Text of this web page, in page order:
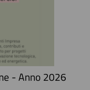
- Anno 2026